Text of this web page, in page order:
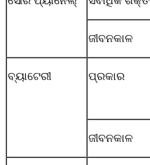
ଜୀବନକାଳ
ବ୍ୟାଟେରୀ ପ୍ରକାର
ଜୀବନକାଳ